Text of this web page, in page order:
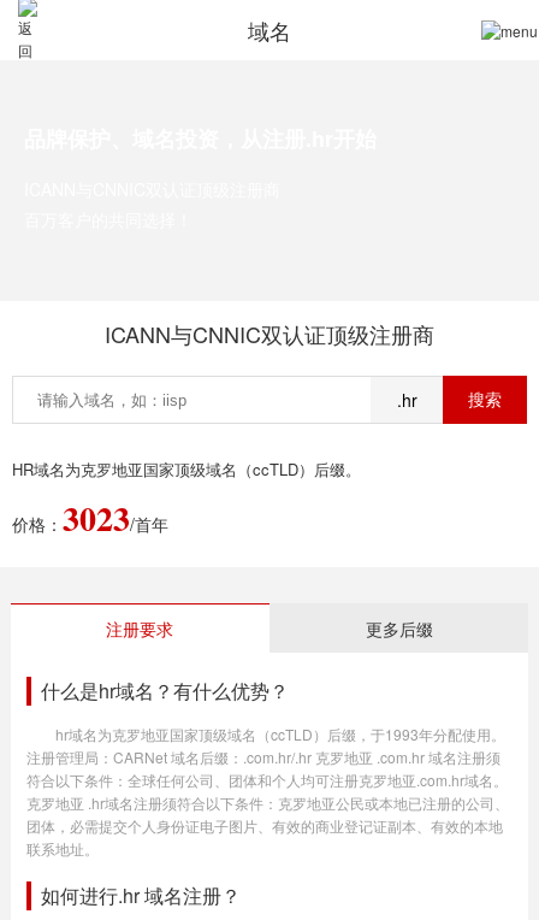
域名
ICANN与CNNIC双认证顶级注册商
.hr
HR域名为克罗地亚国家顶级域名（ccTLD）后缀。
价格： 3023/首年
注册要求 更多后缀
什么是hr域名？有什么优势？
hr域名为克罗地亚国家顶级域名（ccTLD）后缀，于1993年分配使用。
注册管理局：CARNet 域名后缀：.com.hr/.hr 克罗地亚 .com.hr 域名注册须
符合以下条件：全球任何公司、团体和个人均可注册克罗地亚.com.hr域名。
克罗地亚 .hr域名注册须符合以下条件：克罗地亚公民或本地已注册的公司、
团体，必需提交个人身份证电子图片、有效的商业登记证副本、有效的本地
联系地址。
如何进行.hr 域名注册？